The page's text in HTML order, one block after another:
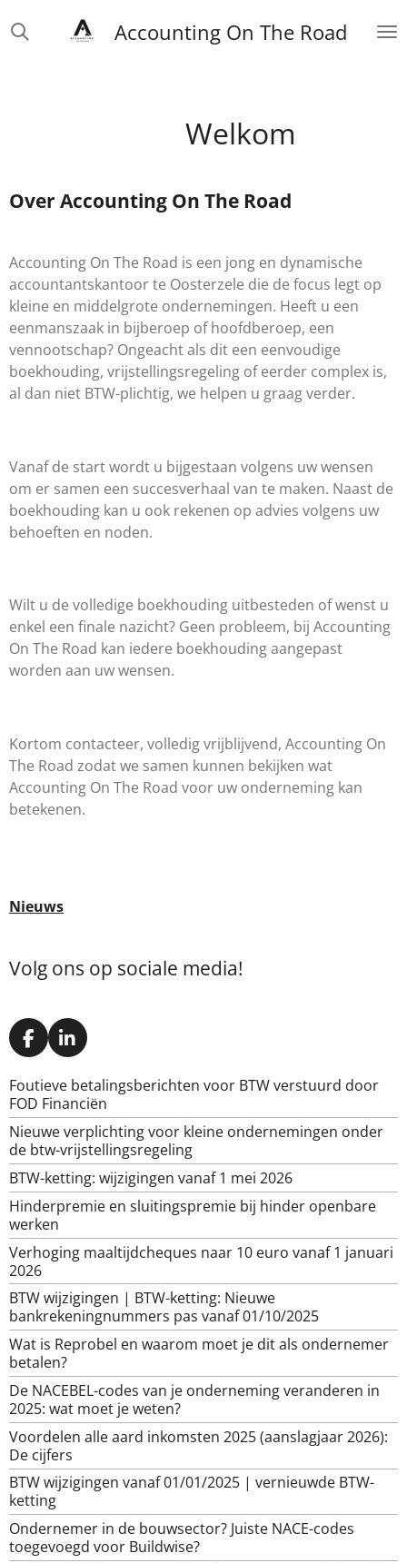
Ga
direct
Accounting On The Road
Welkom
Over Accounting On The Road
Accounting On The Road is een jong en dynamische
accountantskantoor te Oosterzele die de focus legt op
kleine en middelgrote ondernemingen. Heeft u een
eenmanszaak in bijberoep of hoofdberoep, een
vennootschap? Ongeacht als dit een eenvoudige
boekhouding, vrijstellingsregeling of eerder complex is,
al dan niet BTW-plichtig, we helpen u graag verder.
Vanaf de start wordt u bijgestaan volgens uw wensen
om er samen een succesverhaal van te maken. Naast de
boekhouding kan u ook rekenen op advies volgens uw
behoeften en noden.
Wilt u de volledige boekhouding uitbesteden of wenst u
enkel een finale nazicht? Geen probleem, bij Accounting
On The Road kan iedere boekhouding aangepast
worden aan uw wensen.
Kortom contacteer, volledig vrijblijvend, Accounting On
The Road zodat we samen kunnen bekijken wat
Accounting On The Road voor uw onderneming kan
betekenen.
Nieuws
Volg ons op sociale media!
F
a
c
e
b
o
o
k
L
i
n
k
e
d
I
n
Foutieve betalingsberichten voor BTW verstuurd door
FOD Financiën
Nieuwe verplichting voor kleine ondernemingen onder
de btw-vrijstellingsregeling
BTW-ketting: wijzigingen vanaf 1 mei 2026
Hinderpremie en sluitingspremie bij hinder openbare
werken
Verhoging maaltijdcheques naar 10 euro vanaf 1 januari
2026
BTW wijzigingen | BTW-ketting: Nieuwe
bankrekeningnummers pas vanaf 01/10/2025
Wat is Reprobel en waarom moet je dit als ondernemer
betalen?
De NACEBEL-codes van je onderneming veranderen in
2025: wat moet je weten?
Voordelen alle aard inkomsten 2025 (aanslagjaar 2026):
De cijfers
BTW wijzigingen vanaf 01/01/2025 | vernieuwde BTW-
ketting
Ondernemer in de bouwsector? Juiste NACE-codes
toegevoegd voor Buildwise?